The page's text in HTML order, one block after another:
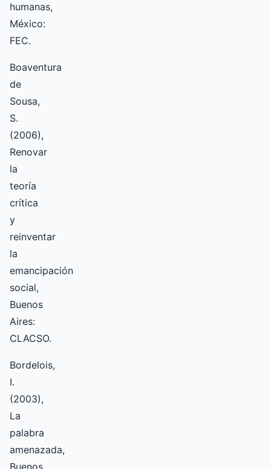
humanas,
México:
FEC.
Boaventura
de
Sousa,
S.
(2006),
Renovar
la
teoría
crítica
y
reinventar
la
emancipación
social,
Buenos
Aires:
CLACSO.
Bordelois,
I.
(2003),
La
palabra
amenazada,